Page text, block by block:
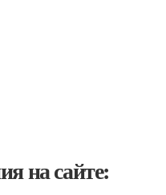
на сайте: